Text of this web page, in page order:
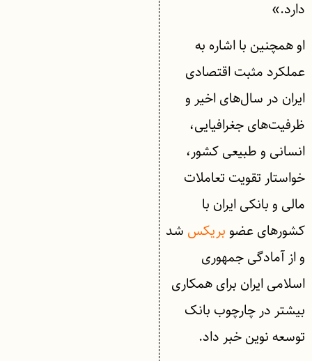
دارد.»
او همچنین با اشاره به
عملکرد مثبت اقتصادی
ایران در سال‌های اخیر و
ظرفیت‌های جغرافیایی،
انسانی و طبیعی کشور،
خواستار تقویت تعاملات
مالی و بانکی ایران با
کشورهای عضوبریکس شد
و از آمادگی جمهوری
اسلامی ایران برای همکاری
بیشتر در چارچوب بانک
توسعه نوین خبر داد.